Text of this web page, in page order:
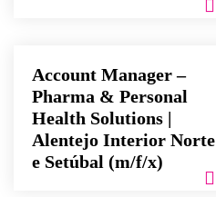
Account Manager –
Pharma & Personal
Health Solutions |
Alentejo Interior Norte
e Setúbal (m/f/x)